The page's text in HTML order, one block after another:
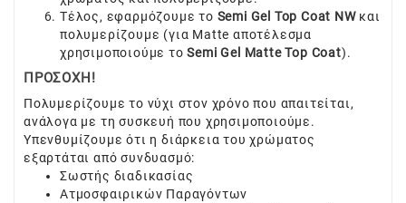
Τέλος, εφαρμόζουμε το Semi Gel Top Coat NWκαι
πολυμερίζουμε (για Matte αποτέλεσμα
χρησιμοποιούμε το Semi Gel Matte Top Coat).
ΠΡΟΣΟΧΗ!
Πολυμερίζουμε το νύχι στον χρόνο που απαιτείται,
ανάλογα με τη συσκευή που χρησιμοποιούμε.
Υπενθυμίζουμε ότι η διάρκεια του χρώματος
εξαρτάται από συνδυασμό:
Σωστής διαδικασίας
Ατμοσφαιρικών Παραγόντων